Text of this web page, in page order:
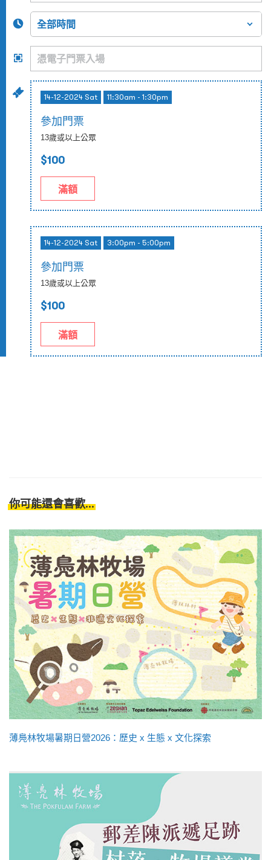
14-12-2024 Sat 11:30am - 1:30pm
參加門票
13歲或以上公眾
$100
滿額
14-12-2024 Sat 3:00pm - 5:00pm
參加門票
13歲或以上公眾
$100
滿額
你可能還會喜歡...
薄鳧林牧場暑期日營2026：歷史 x 生態 x 文化探索